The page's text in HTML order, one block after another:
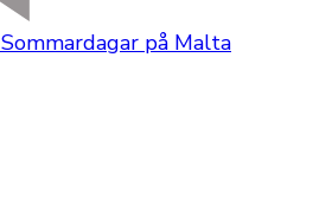
Sommardagar på Malta